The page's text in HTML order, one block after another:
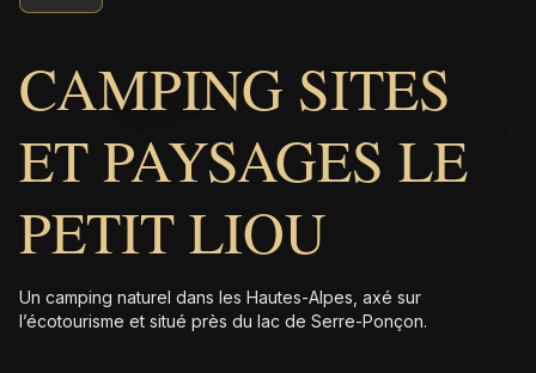
CAMPING SITES
ET PAYSAGES LE
PETIT LIOU
Un camping naturel dans les Hautes-Alpes, axé sur
l’écotourisme et situé près du lac de Serre-Ponçon.